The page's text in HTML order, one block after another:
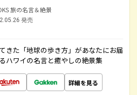
旅の名言＆絶景
発売
きた「地球の歩き方」があなたにお届
ハワイの名言と癒やしの絶景集
詳細を見る